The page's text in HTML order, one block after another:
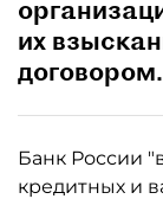
их
договором.
Банк России
кредитных и